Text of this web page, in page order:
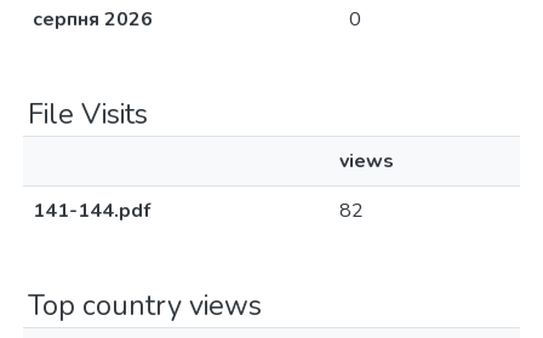
серпня 2026
0
File Visits
views
141-144.pdf
82
Top country views